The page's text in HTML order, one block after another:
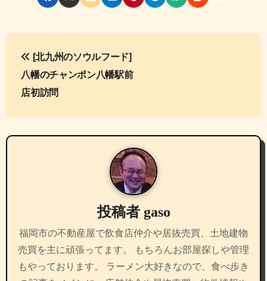
投
稿
ナ
ビ
ゲ
ン
[北九州のソウルフード]
八幡のチャンポン八幡駅前
店初訪問
投稿者 gaso
福岡市の不動産屋で飲食店仲介や居抜売買、土地建物
売買を主に頑張ってます。 もちろんお部屋探しや管理
もやっております。 ラーメン大好きなので、食べ歩き